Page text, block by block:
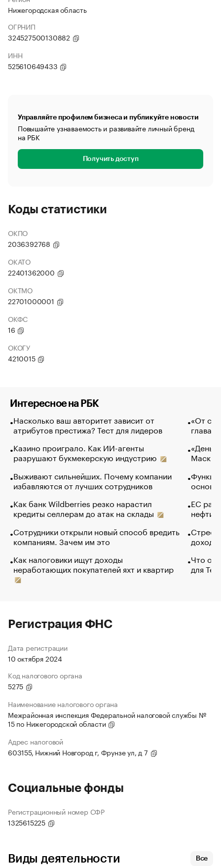
Нижегородская область
ОГРНИП
324527500130882
ИНН
525610649433
Управляйте профилем бизнеса и публикуйте новости
Повышайте узнаваемость и развивайте личный бренд
на РБК
Получить доступ
Коды статистики
ОКПО
2036392768
ОКАТО
22401362000
ОКТМО
22701000001
ОКФС
16
ОКОГУ
4210015
Интересное на РБК
Насколько ваш авторитет зависит от
атрибутов престижа? Тест для лидеров
Казино проиграло. Как ИИ-агенты
разрушают букмекерскую индустрию
Выживают сильнейших. Почему компании
избавляются от лучших сотрудников
Как банк Wildberries резко нарастил
кредиты селлерам до атак на склады
Сотрудники открыли новый способ вредить
компаниям. Зачем им это
Как налоговики ищут доходы
неработающих покупателей яхт и квартир
«От
глава
Маск в
основ
ЕС
нефти
Что
для
Регистрация ФНС
Дата регистрации
10 октября 2024
Код налогового органа
5275
Наименование налогового органа
Межрайонная инспекция Федеральной налоговой службы №
15 по Нижегородской области
Адрес налоговой
603155, Нижний Новгород г, Фрунзе ул, д 7
Социальные фонды
Регистрационный номер СФР
1325615225
Виды деятельности Все